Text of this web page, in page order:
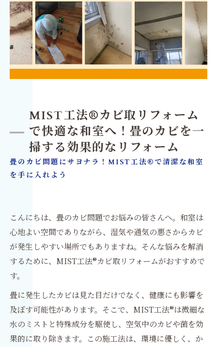
MIST工法®カビ取リフォーム
で快適な和室へ！畳のカビを一
掃する効果的なリフォーム
畳のカビ問題にサヨナラ！MIST工法®で清潔な和室
を手に入れよう
こんにちは、畳のカビ問題でお悩みの皆さんへ。和室は
心地よい空間でありながら、湿気や通気の悪さからカビ
が発生しやすい場所でもありますね。そんな悩みを解消
するために、MIST工法®カビ取リフォームがおすすめで
す。
畳に発生したカビは見た目だけでなく、健康にも影響を
及ぼす可能性があります。そこで、MIST工法®は微細な
水のミストと特殊成分を駆使し、空気中のカビや菌を効
果的に取り除きます。この施工法は、環境に優しく、か